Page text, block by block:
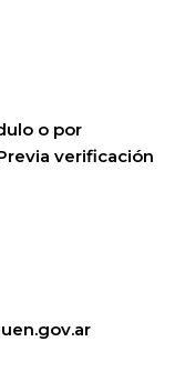
o por
verificación